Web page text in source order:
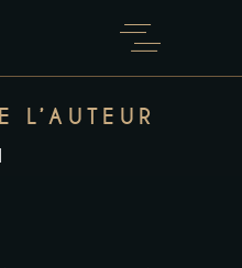
L’AUTEUR